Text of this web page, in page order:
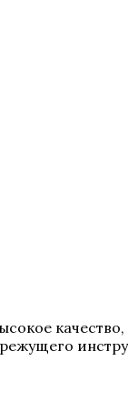
качество,